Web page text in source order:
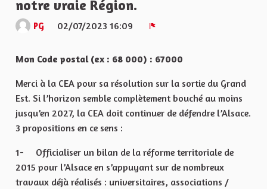
notre vraie Région.
PG
02/07/2023 16:09
Mon Code postal (ex : 68 000) : 67000
Merci à la CEA pour sa résolution sur la sortie du Grand
Est. Si l’horizon semble complètement bouché au moins
jusqu’en 2027, la CEA doit continuer de défendre l’Alsace.
3 propositions en ce sens :
1- Officialiser un bilan de la réforme territoriale de
2015 pour l’Alsace en s’appuyant sur de nombreux
travaux déjà réalisés : universitaires, associations /